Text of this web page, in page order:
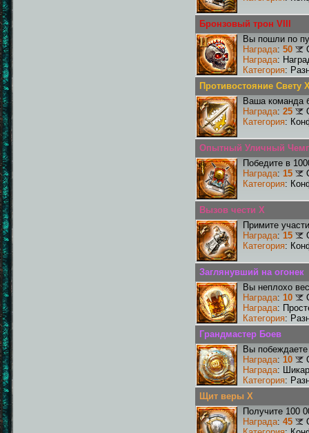
Бронзовый трон VIII
Вы пошли по
Награда: 50
Награда:
Категория:
Противостояние Свету
Ваша команда
Награда: 25
Категория:
Опытный Уличный
Победите в
Награда: 15
Категория:
Вызов чести X
Примите
Награда: 15
Категория:
Заглянувший на огонек
Вы неплохо
Награда: 10
Награда:
Категория:
Грандмастер Боев
Вы
Награда: 10
Награда:
Категория:
Щит веры X
Получите 100
Награда: 45